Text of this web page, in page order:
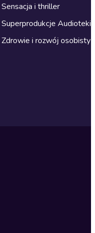
Sensacja i thriller
Superprodukcje Audioteki
Zdrowie i rozwój osobisty